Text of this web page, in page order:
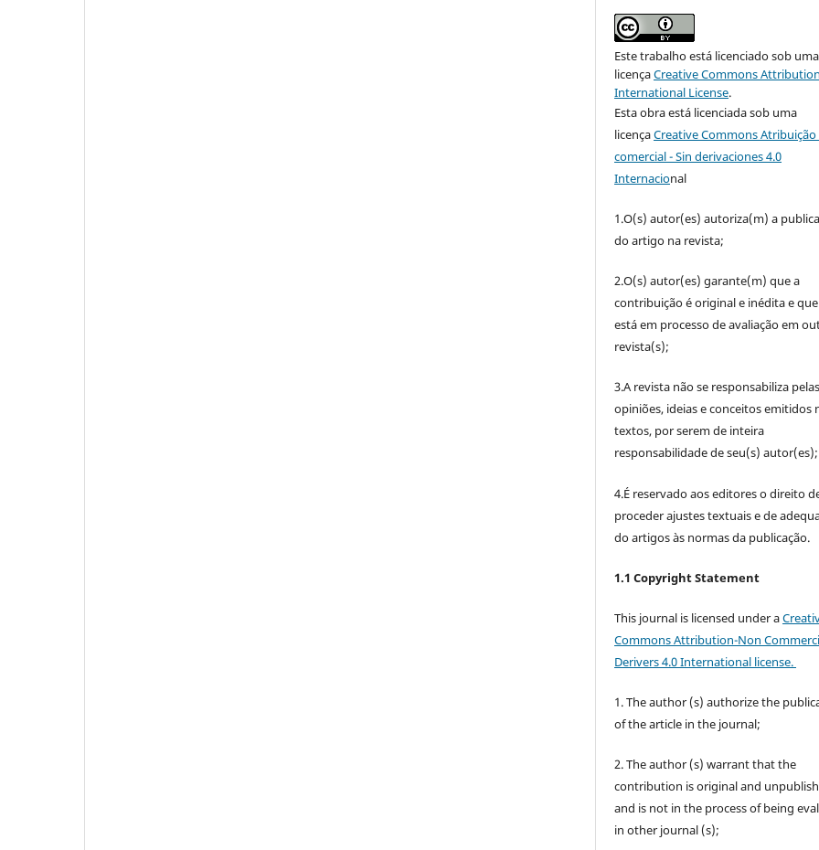
Este trabalho está licenciado sob uma
licençaCreative Commons
International License.
Esta obra está licenciada sob uma
licençaCreative Commons Atribuição
comercial - Sin derivaciones 4.0
Internacional
1.O(s) autor(es) autoriza(m) a
do artigo na revista;
2.O(s) autor(es) garante(m) que a
contribuição é original e inédita e
está em processo de avaliação em
revista(s);
3.A revista não se responsabiliza pelas
opiniões, ideias e conceitos emitidos
textos, por serem de inteira
responsabilidade de seu(s) autor(es);
4.É reservado aos editores o direito
proceder ajustes textuais e de
do artigos às normas da publicação.
1.1 Copyright Statement
This journal is licensed under a
Commons Attribution-Non
Derivers 4.0 International license.
1. The author (s) authorize the
of the article in the journal;
2. The author (s) warrant that the
contribution is original and
and is not in the process of being
in other journal (s);